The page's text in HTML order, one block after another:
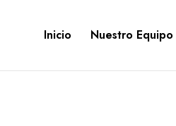
Inicio Nuestro Equipo